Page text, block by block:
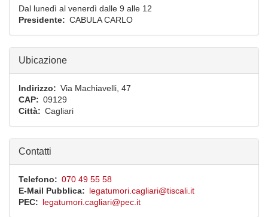
Dal lunedì al venerdì dalle 9 alle 12
Presidente
CABULA CARLO
Ubicazione
Indirizzo
Via Machiavelli, 47
CAP
09129
Città
Cagliari
Contatti
Telefono
070 49 55 58
E-Mail Pubblica
legatumori.cagliari@tiscali.it
PEC
legatumori.cagliari@pec.it